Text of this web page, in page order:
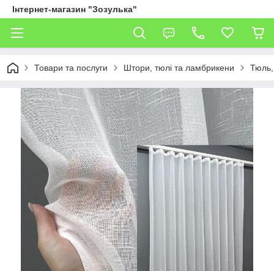
Інтернет-магазин "Зозулька"
Товари та послуги Штори, тюлі та ламбрикени Тюль,